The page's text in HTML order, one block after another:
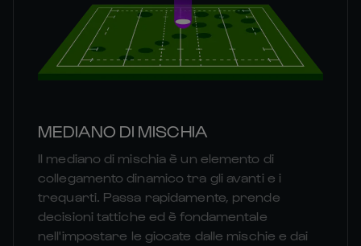
MEDIANO DI MISCHIA
Il mediano di mischia è un elemento di
collegamento dinamico tra gli avanti e i
trequarti. Passa rapidamente, prende
decisioni tattiche ed è fondamentale
nell'impostare le giocate dalle mischie e dai